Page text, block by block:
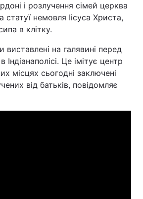
і розлучення сімей церква
статуї немовля Іісуса Христа,
в клітку.
виставлені на галявині перед
Це імітує центр
місцях сьогодні заключені
від батьків, повідомляє